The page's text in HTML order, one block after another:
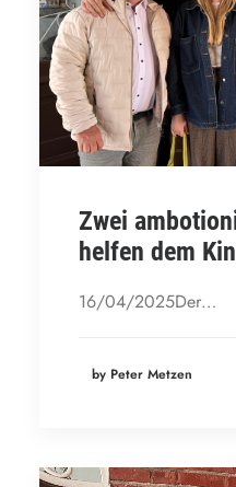
Zwei
helfen dem
16/04/2025Der…
by Peter Metzen